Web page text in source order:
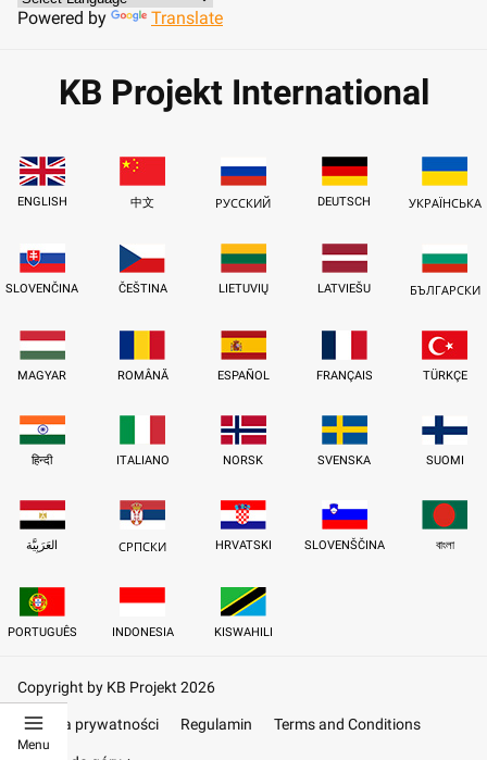
Powered by Translate
KB Projekt International
ENGLISH 中文 РУССКИЙ DEUTSCH УКРАЇНСЬКА
SLOVENČINA ČEŠTINA LIETUVIŲ LATVIEŠU БЪЛГАРСКИ
MAGYAR ROMÂNĂ ESPAÑOL FRANÇAIS TÜRKÇE
हिन्दी ITALIANO NORSK SVENSKA SUOMI
العَرَبِيَّة СРПСКИ HRVATSKI SLOVENŠČINA বাংলা
PORTUGUÊS INDONESIA KISWAHILI
Copyright by KB Projekt 2026
Polityka prywatności Regulamin Terms and Conditions
Menu